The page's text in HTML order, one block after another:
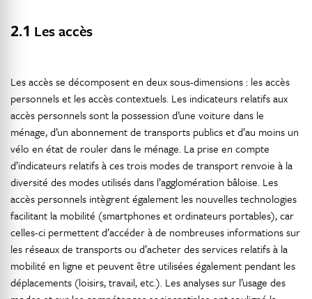
2.1 Les accès
Les accès se décomposent en deux sous-dimensions : les accès
personnels et les accès contextuels. Les indicateurs relatifs aux
accès personnels sont la possession d’une voiture dans le
ménage, d’un abonnement de transports publics et d’au moins un
vélo en état de rouler dans le ménage. La prise en compte
d’indicateurs relatifs à ces trois modes de transport renvoie à la
diversité des modes utilisés dans l’agglomération bâloise. Les
accès personnels intègrent également les nouvelles technologies
facilitant la mobilité (smartphones et ordinateurs portables), car
celles-ci permettent d’accéder à de nombreuses informations sur
les réseaux de transports ou d’acheter des services relatifs à la
mobilité en ligne et peuvent être utilisées également pendant les
déplacements (loisirs, travail, etc.). Les analyses sur l’usage des